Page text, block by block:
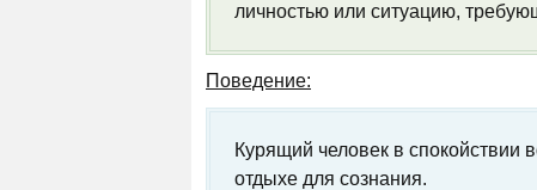
личностью или ситуацию,
Поведение:
Курящий человек в спокойствии
отдыхе для сознания.